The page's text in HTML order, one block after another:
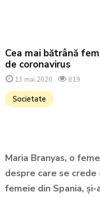
Cea mai bătrână
de coronavirus
13 mai 2020 819
Societate
Maria Branyas, o
despre care se
femeie din Spania,